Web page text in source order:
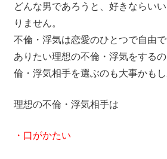
どんな男であろうと、好きならい
りません。
不倫・浮気は恋愛のひとつで自由
ありたい理想の不倫・浮気をする
倫・浮気相手を選ぶのも大事かもし
理想の不倫・浮気相手は
・口がかたい